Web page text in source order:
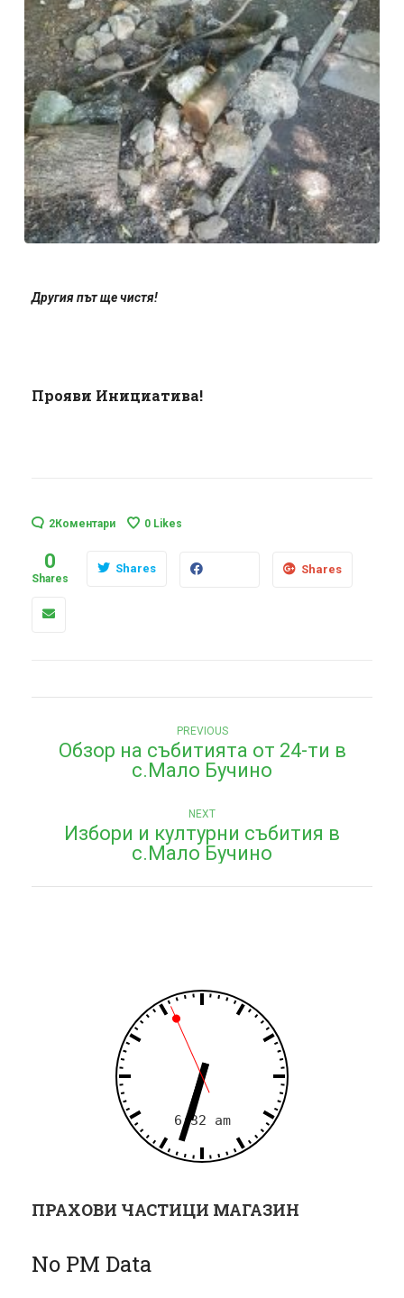
Другия път ще чистя!
Прояви Инициатива!
2Коментари 0 Likes
0
Shares
Shares Shares
PREVIOUSPrevious
post:
Обзор на събитията от 24-ти в
с.Мало Бучино
NEXTNext
post:
Избори и културни събития в
с.Мало Бучино
ПРАХОВИ ЧАСТИЦИ МАГАЗИН
No PM Data